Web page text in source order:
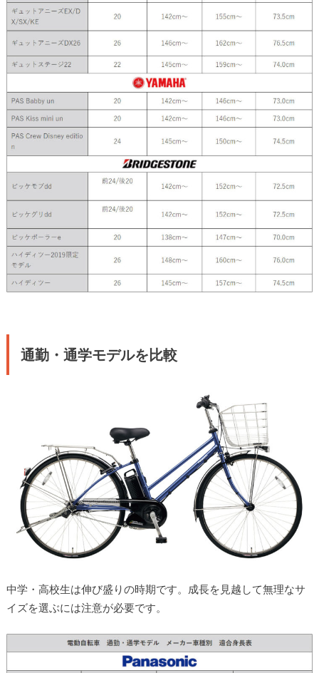
通勤・通学モデルを比較
中学・高校生は伸び盛りの時期です。成長を見越して無理なサ
イズを選ぶには注意が必要です。